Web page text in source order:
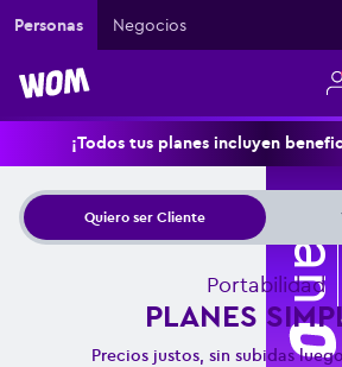
Personas Negocios
¡Todos tus planes incluyen
Quiero ser Cliente
Portabilidad
PLANES
Precios justos, sin subidas